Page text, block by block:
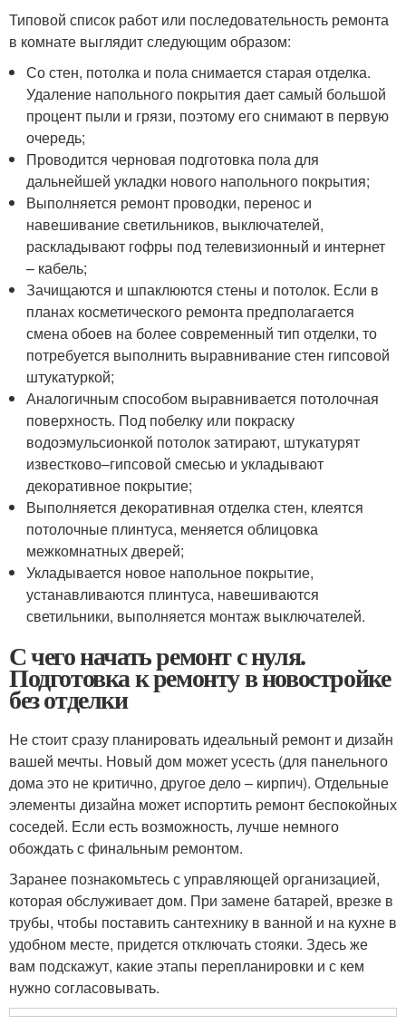
Типовой список работ или последовательность ремонта
в комнате выглядит следующим образом:
Со стен, потолка и пола снимается старая отделка.
Удаление напольного покрытия дает самый большой
процент пыли и грязи, поэтому его снимают в первую
очередь;
Проводится черновая подготовка пола для
дальнейшей укладки нового напольного покрытия;
Выполняется ремонт проводки, перенос и
навешивание светильников, выключателей,
раскладывают гофры под телевизионный и интернет
– кабель;
Зачищаются и шпаклюются стены и потолок. Если в
планах косметического ремонта предполагается
смена обоев на более современный тип отделки, то
потребуется выполнить выравнивание стен гипсовой
штукатуркой;
Аналогичным способом выравнивается потолочная
поверхность. Под побелку или покраску
водоэмульсионкой потолок затирают, штукатурят
известково–гипсовой смесью и укладывают
декоративное покрытие;
Выполняется декоративная отделка стен, клеятся
потолочные плинтуса, меняется облицовка
межкомнатных дверей;
Укладывается новое напольное покрытие,
устанавливаются плинтуса, навешиваются
светильники, выполняется монтаж выключателей.
С чего начать ремонт с нуля.
Подготовка к ремонту в новостройке
без отделки
Не стоит сразу планировать идеальный ремонт и дизайн
вашей мечты. Новый дом может усесть (для панельного
дома это не критично, другое дело – кирпич). Отдельные
элементы дизайна может испортить ремонт беспокойных
соседей. Если есть возможность, лучше немного
обождать с финальным ремонтом.
Заранее познакомьтесь с управляющей организацией,
которая обслуживает дом. При замене батарей, врезке в
трубы, чтобы поставить сантехнику в ванной и на кухне в
удобном месте, придется отключать стояки. Здесь же
вам подскажут, какие этапы перепланировки и с кем
нужно согласовывать.